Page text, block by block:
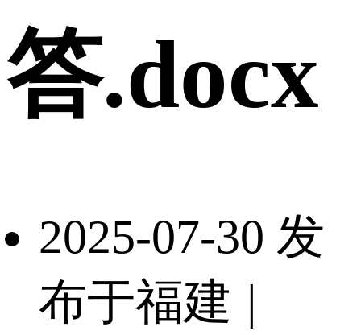
答.docx
2025-07-30 发
布于福建 |